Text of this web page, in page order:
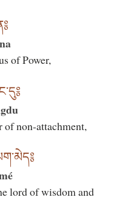
of Power,
of non-attachment,
lord of wisdom and